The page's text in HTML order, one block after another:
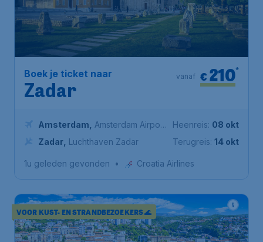
Boek je ticket naar
Zadar
€ 210*
vanaf
Amsterdam
Amsterdam Airport
Schiphol
Zadar Luchthaven Zadar
Heenreis: 08 okt
Terugreis: 14 okt
1u geleden gevonden • Croatia Airlines
VOOR KUST- EN STRANDBEZOEKERS 🌊